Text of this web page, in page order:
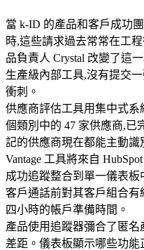
當 k-ID 的產品和客戶成功
時,這些請求過去常常在工
品負責人 Crystal 改變了這
生產級內部工具,沒有提交
衝刺。
供應商評估工具用集中式系
個類別中的 47 家供應商,已
記的供應商現在都能主動識
Vantage 工具將來自
成功追蹤整合到單一儀表
客戶通話前對其客戶組合有
四小時的帳戶準備時間。
產品使用追蹤器彌合了匿名
差距。儀表板顯示哪些功能